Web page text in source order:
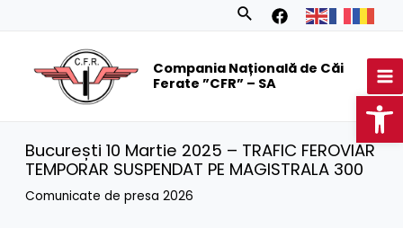
Search
Compania Națională de Căi
Ferate ”CFR” – SA
București 10 Martie 2025 – TRAFIC FEROVIAR
TEMPORAR SUSPENDAT PE MAGISTRALA 300
Comunicate de presa 2026